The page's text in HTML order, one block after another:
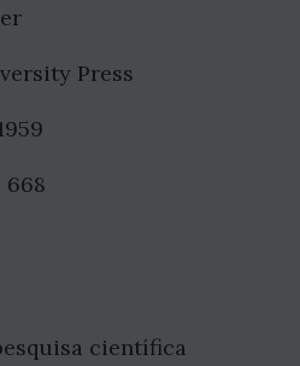
Press
668
científica